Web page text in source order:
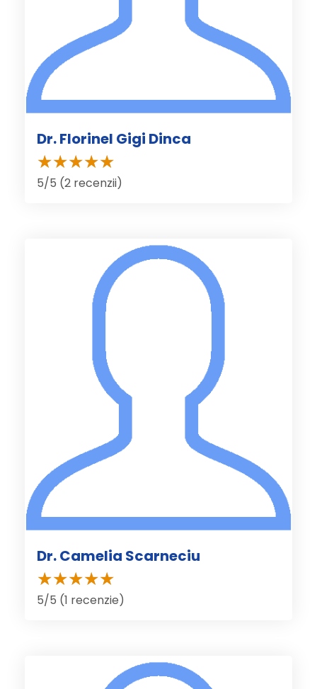
Dr. Florinel Gigi Dinca
5/5 (2 recenzii)
Dr. Camelia Scarneciu
5/5 (1 recenzie)